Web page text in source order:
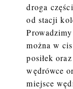
droga
od stacji
można w
posiłek
wędrówce
miejsce